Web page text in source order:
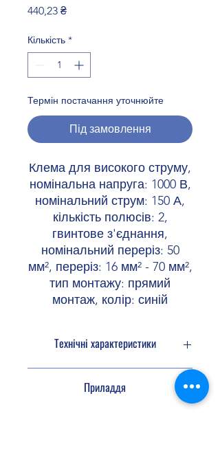
440,23 ₴Ціна
Кількість *
Термін постачання уточнюйте
Під замовлення
Клема для високого струму,
номінальна напруга: 1000 В,
номінальний струм: 150 А,
кількість полюсів: 2,
гвинтове з'єднання,
номінальний переріз: 50
мм², переріз: 16 мм² - 70 мм²,
тип монтажу: прямий
монтаж, колір: синій
Технічні характеристики
Кількість
підключень
Приладдя